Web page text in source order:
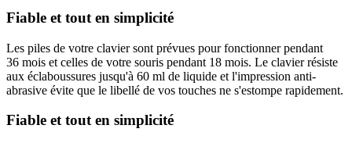
Fiable et tout en simplicité
Les piles de votre clavier sont prévues pour fonctionner pendant
36 mois et celles de votre souris pendant 18 mois. Le clavier résiste
aux éclaboussures jusqu'à 60 ml de liquide et l'impression anti-
abrasive évite que le libellé de vos touches ne s'estompe rapidement.
Fiable et tout en simplicité